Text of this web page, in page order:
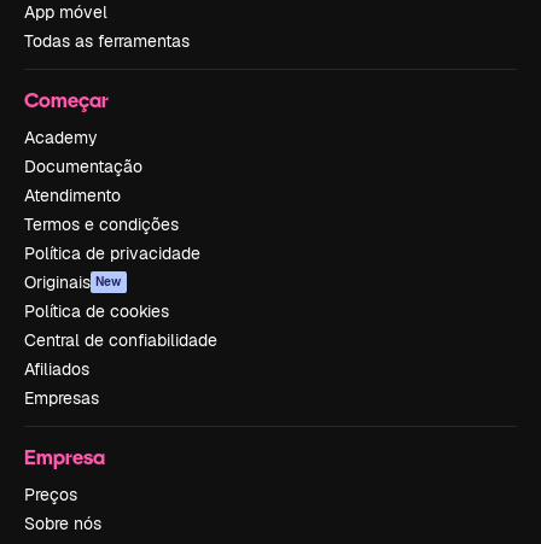
App móvel
Todas as ferramentas
Começar
Academy
Documentação
Atendimento
Termos e condições
Política de privacidade
Originais New
Política de cookies
Central de confiabilidade
Afiliados
Empresas
Empresa
Preços
Sobre nós